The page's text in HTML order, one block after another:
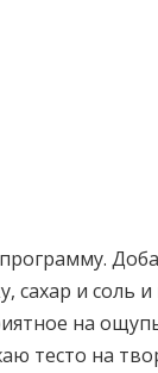
сахар и соль
на
тесто на